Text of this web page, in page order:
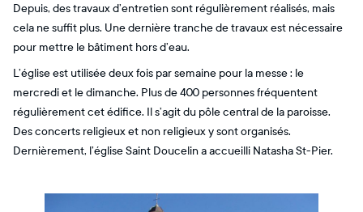
Depuis, des travaux d’entretien sont régulièrement réalisés, mais
cela ne suffit plus. Une dernière tranche de travaux est nécessaire
pour mettre le bâtiment hors d’eau.
L’église est utilisée deux fois par semaine pour la messe : le
mercredi et le dimanche. Plus de 400 personnes fréquentent
régulièrement cet édifice. Il s’agit du pôle central de la paroisse.
Des concerts religieux et non religieux y sont organisés.
Dernièrement, l’église Saint Doucelin a accueilli Natasha St-Pier.